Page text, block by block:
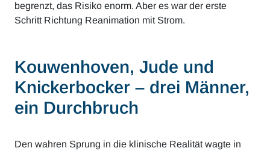
begrenzt, das Risiko enorm. Aber es war der erste
Schritt Richtung Reanimation mit Strom.
Kouwenhoven, Jude und
Knickerbocker – drei Männer,
ein Durchbruch
Den wahren Sprung in die klinische Realität wagte in